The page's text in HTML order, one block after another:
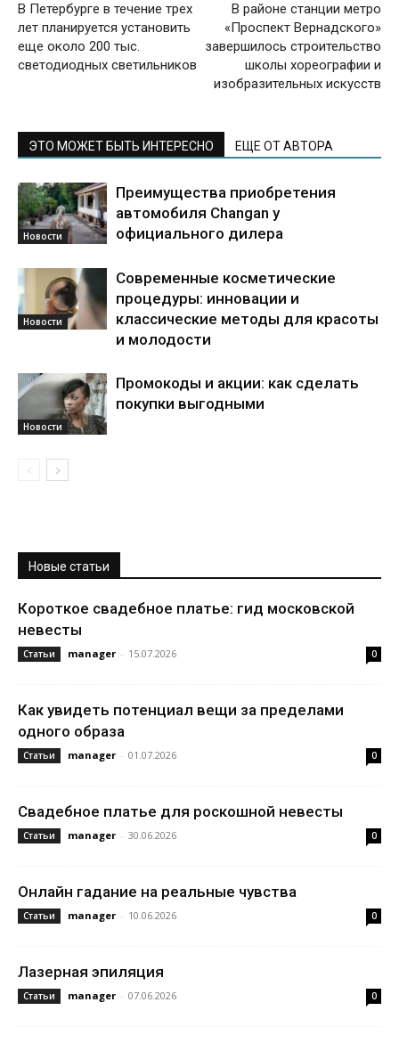
В Петербурге в течение трех
лет планируется установить
еще около 200 тыс.
светодиодных светильников
В районе станции метро
«Проспект Вернадского»
завершилось строительство
школы хореографии и
изобразительных искусств
ЭТО МОЖЕТ БЫТЬ ИНТЕРЕСНО ЕЩЕ ОТ АВТОРА
Новости
Преимущества приобретения
автомобиля Changan у
официального дилера
Новости
Современные косметические
процедуры: инновации и
классические методы для красоты
и молодости
Новости
Промокоды и акции: как сделать
покупки выгодными
Новые статьи
Короткое свадебное платье: гид московской
невесты
Статьи manager - 15.07.2026 0
Как увидеть потенциал вещи за пределами
одного образа
Статьи manager - 01.07.2026 0
Свадебное платье для роскошной невесты
Статьи manager - 30.06.2026 0
Онлайн гадание на реальные чувства
Статьи manager - 10.06.2026 0
Лазерная эпиляция
Статьи manager - 07.06.2026 0